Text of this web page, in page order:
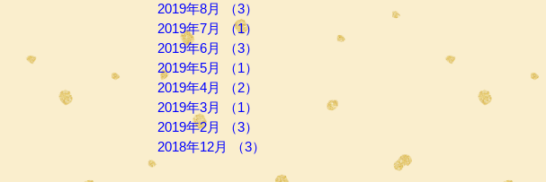
2019年8月
（3）
2019年7月
（1）
2019年6月
（3）
2019年5月
（1）
2019年4月
（2）
2019年3月
（1）
2019年2月
（3）
2018年12月
（3）